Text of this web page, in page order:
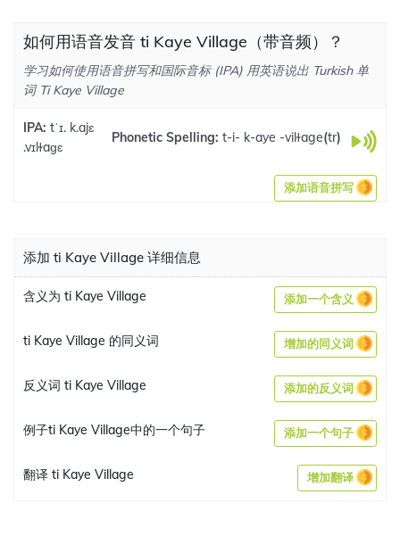
如何用语音发音 ti Kaye Village（带音频）？
学习如何使用语音拼写和国际音标 (IPA) 用英语说出 Turkish 单
词 Ti Kaye Village
IPA: tˈɪ. k.ajɛ
.vɪlɫaɡɛ
Phonetic Spelling: t-i- k-aye -vilɫage(tr)
添加语音拼写
添加 ti Kaye Village 详细信息
含义为 ti Kaye Village 添加一个含义
ti Kaye Village 的同义词 增加的同义词
反义词 ti Kaye Village 添加的反义词
例子ti Kaye Village中的一个句子 添加一个句子
翻译 ti Kaye Village 增加翻译